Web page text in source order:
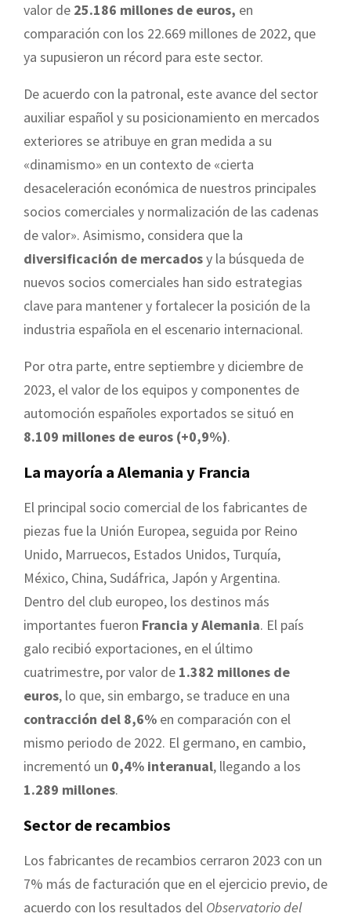
valor de 25.186 millones de euros, en
comparación con los 22.669 millones de 2022, que
ya supusieron un récord para este sector.
De acuerdo con la patronal, este avance del sector
auxiliar español y su posicionamiento en mercados
exteriores se atribuye en gran medida a su
«dinamismo» en un contexto de «cierta
desaceleración económica de nuestros principales
socios comerciales y normalización de las cadenas
de valor». Asimismo, considera que la
diversificación de mercadosy la búsqueda de
nuevos socios comerciales han sido estrategias
clave para mantener y fortalecer la posición de la
industria española en el escenario internacional.
Por otra parte, entre septiembre y diciembre de
2023, el valor de los equipos y componentes de
automoción españoles exportados se situó en
8.109 millones de euros (+0,9%).
La mayoría a Alemania y Francia
El principal socio comercial de los fabricantes de
piezas fue la Unión Europea, seguida por Reino
Unido, Marruecos, Estados Unidos, Turquía,
México, China, Sudáfrica, Japón y Argentina.
Dentro del club europeo, los destinos más
importantes fueron Francia y Alemania. El país
galo recibió exportaciones, en el último
cuatrimestre, por valor de 1.382 millones de
euros, lo que, sin embargo, se traduce en una
contracción del 8,6% en comparación con el
mismo periodo de 2022. El germano, en cambio,
incrementó un 0,4% interanual, llegando a los
1.289 millones.
Sector de recambios
Los fabricantes de recambios cerraron 2023 con un
7% más de facturación que en el ejercicio previo, de
acuerdo con los resultados del Observatorio del